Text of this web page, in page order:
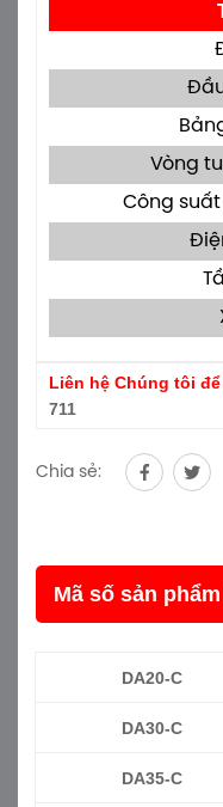
Vòng
Công
Liên hệ Chúng tôi
711
Chia sẻ:
Mã số sản
DA20-C
DA30-C
DA35-C